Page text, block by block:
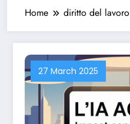
Home diritto del lavoro
27 March 2025